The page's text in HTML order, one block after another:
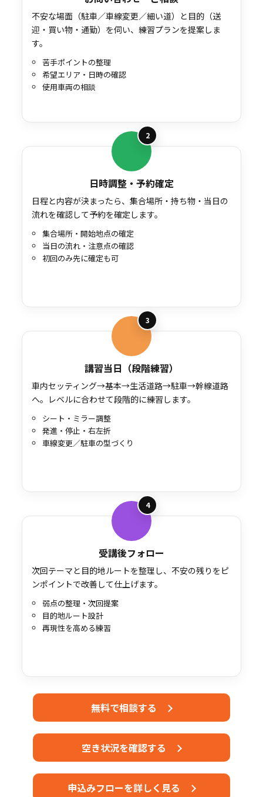
不安な場面（駐車／車線変更／細い道）と目的（送
迎・買い物・通勤）を伺い、練習プランを提案しま
す。
苦手ポイントの整理
希望エリア・日時の確認
使用車両の相談
2
日時調整・予約確定
日程と内容が決まったら、集合場所・持ち物・当日の
流れを確認して予約を確定します。
集合場所・開始地点の確定
当日の流れ・注意点の確認
初回のみ先に確定も可
3
講習当日（段階練習）
車内セッティング→基本→生活道路→駐車→幹線道路
へ。レベルに合わせて段階的に練習します。
シート・ミラー調整
発進・停止・右左折
車線変更／駐車の型づくり
4
受講後フォロー
次回テーマと目的地ルートを整理し、不安の残りをピ
ンポイントで改善して仕上げます。
弱点の整理・次回提案
目的地ルート設計
再現性を高める練習
無料で相談する
空き状況を確認する
申込みフローを詳しく見る